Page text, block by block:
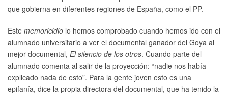
que gobierna en diferentes regiones de España, como el PP.
Este memoricidio lo hemos comprobado cuando hemos ido con el
alumnado universitario a ver el documental ganador del Goya al
mejor documental, El silencio de los otros. Cuando parte del
alumnado comenta al salir de la proyección: “nadie nos había
explicado nada de esto”. Para la gente joven esto es una
epifanía, dice la propia directora del documental, que ha tenido la